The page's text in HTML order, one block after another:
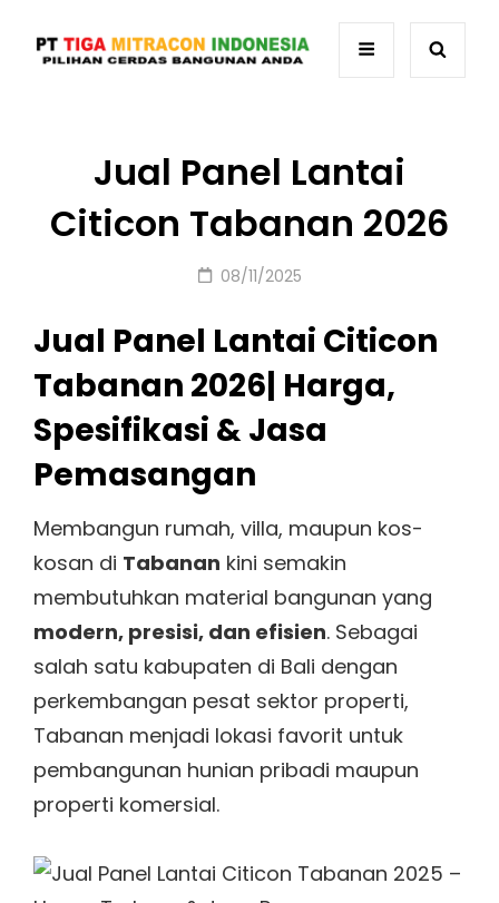
Jual Panel Lantai
Citicon Tabanan 2026
Posted
08/11/2025
Jual Panel Lantai Citicon
Tabanan 2026| Harga,
Spesifikasi & Jasa
Pemasangan
Membangun rumah, villa, maupun kos-
kosan di Tabanan kini semakin
membutuhkan material bangunan yang
modern, presisi, dan efisien. Sebagai
salah satu kabupaten di Bali dengan
perkembangan pesat sektor properti,
Tabanan menjadi lokasi favorit untuk
pembangunan hunian pribadi maupun
properti komersial.